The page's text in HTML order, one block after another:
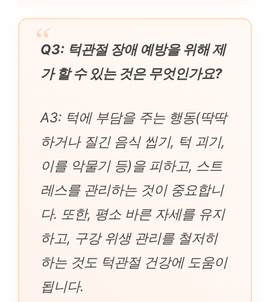
Q3: 턱관절 장애 예방을 위해 제
가 할 수 있는 것은 무엇인가요?
A3: 턱에 부담을 주는 행동(딱딱
하거나 질긴 음식 씹기, 턱 괴기,
이를 악물기 등)을 피하고, 스트
레스를 관리하는 것이 중요합니
다. 또한, 평소 바른 자세를 유지
하고, 구강 위생 관리를 철저히
하는 것도 턱관절 건강에 도움이
됩니다.